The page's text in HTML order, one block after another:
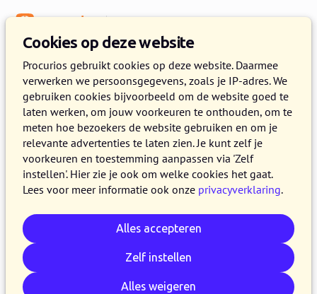
Cookies op deze website
Procurios gebruikt cookies op deze website. Daarmee
verwerken we persoonsgegevens, zoals je IP-adres. We
gebruiken cookies bijvoorbeeld om de website goed te
laten werken, om jouw voorkeuren te onthouden, om te
meten hoe bezoekers de website gebruiken en om je
relevante advertenties te laten zien. Je kunt zelf je
voorkeuren en toestemming aanpassen via 'Zelf
instellen'. Hier zie je ook om welke cookies het gaat.
Lees voor meer informatie ook onze privacyverklaring.
Alles accepteren
Zelf instellen
Alles weigeren
Engagement
Waar(de) voor je geld. Over
software ontwikkelen en wat je
daar voor betaalt
10 NOVEMBER 2021 JOS JELIER 5 MINUTEN LEZEN
Software kopen is investeren. Maar hoe schat je
wat je koopt op waarde?
Kopieer link